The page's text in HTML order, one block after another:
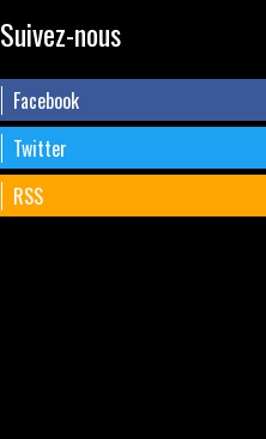
Suivez-nous
Facebook
Twitter
RSS